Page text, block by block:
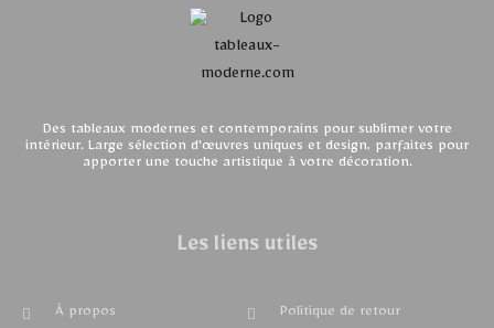
Des tableaux modernes et contemporains pour sublimer votre
intérieur. Large sélection d'œuvres uniques et design, parfaites pour
apporter une touche artistique à votre décoration.
Les liens utiles
À propos Politique de retour